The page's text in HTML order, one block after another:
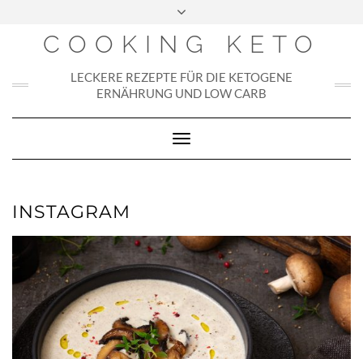
COOKING KETO
LECKERE REZEPTE FÜR DIE KETOGENE
ERNÄHRUNG UND LOW CARB
Toggle
Navigation
INSTAGRAM